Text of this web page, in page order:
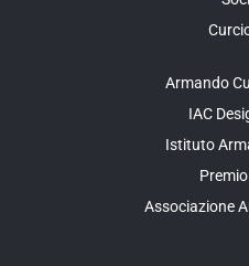
Armando
IAC
Istituto
Associazione